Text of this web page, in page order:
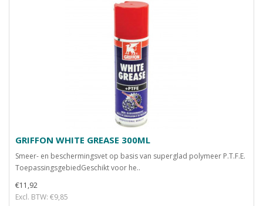
GRIFFON WHITE GREASE 300ML
Smeer- en beschermingsvet op basis van superglad polymeer P.T.F.E.
ToepassingsgebiedGeschikt voor he..
€11,92
Excl. BTW: €9,85